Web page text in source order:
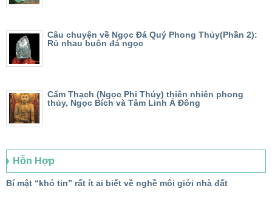
Câu chuyện về Ngọc Đá Quý Phong Thủy(Phần 2):
Rủ nhau buôn đá ngọc
Cẩm Thạch (Ngọc Phỉ Thúy) thiên nhiên phong
thủy, Ngọc Bích và Tâm Linh Á Đông
Hỗn Hợp
Bí mật “khó tin” rất ít ai biết về nghề môi giới nhà đất